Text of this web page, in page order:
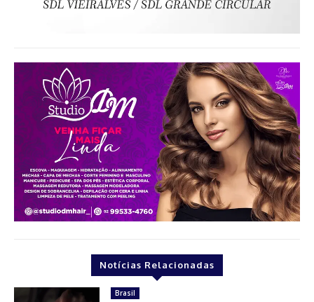
Notícias Relacionadas
Brasil